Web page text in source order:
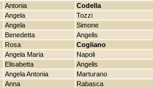
Antonia Codella
Angela Tozzi
Angela Simone
Benedetta Angelis
Rosa Cogliano
Angela Maria Napoli
Elisabetta Angelis
Angela Antonia Marturano
Anna Rabasca